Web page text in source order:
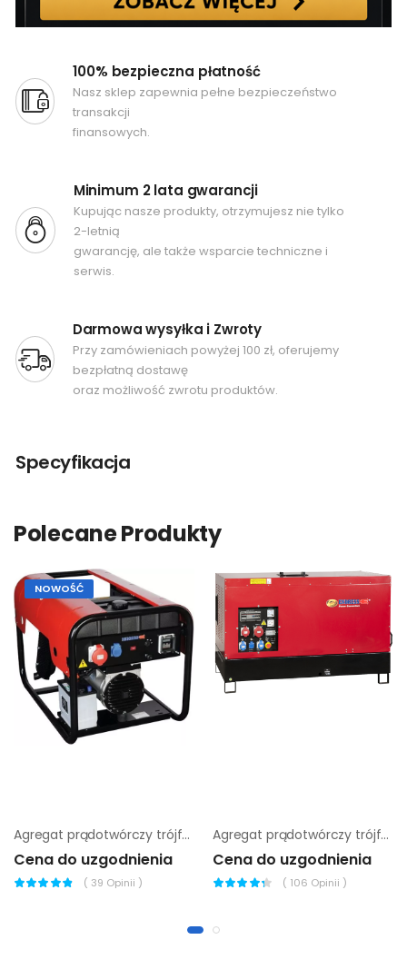
100% bezpieczna płatność
Nasz sklep zapewnia pełne bezpieczeństwo
transakcji
finansowych.
Minimum 2 lata gwarancji
Kupując nasze produkty, otrzymujesz nie tylko
2-letnią
gwarancję, ale także wsparcie techniczne i
serwis.
Darmowa wysyłka i Zwroty
Przy zamówieniach powyżej 100 zł, oferujemy
bezpłatną dostawę
oraz możliwość zwrotu produktów.
Specyfikacja
Polecane Produkty
NOWOŚĆ
Agregat prądotwórczy trójfazowy Endress ESE 906 DLS ES DI
Cena do uzgodnienia
( 39 Opinii )
Agregat prądotwórczy trójfazowy Endress ESE 20 YW/MS
Cena do uzgodnienia
( 106 Opinii )